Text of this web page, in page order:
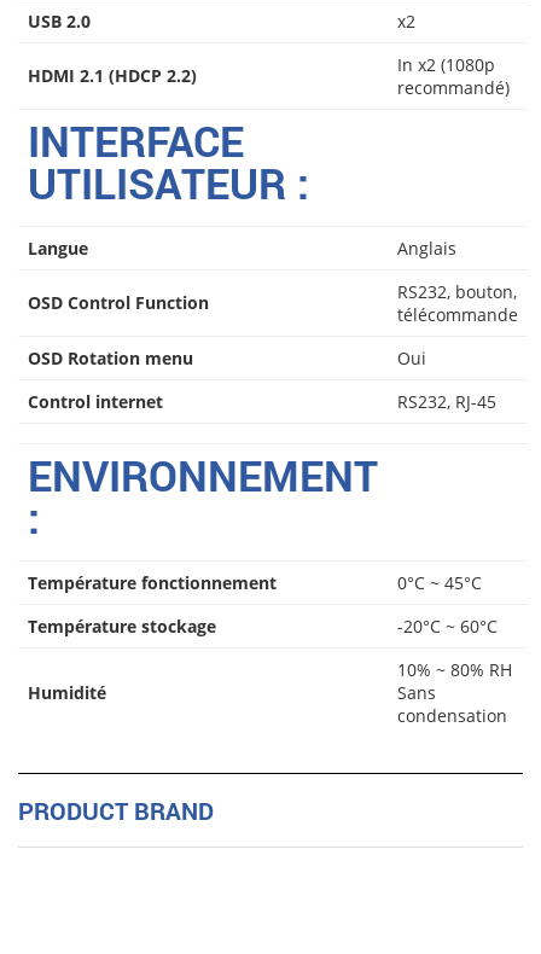
USB 2.0
x2
HDMI 2.1 (HDCP 2.2)
In x2 (1080p
recommandé)
INTERFACE
UTILISATEUR :
Langue Anglais
OSD Control Function
RS232, bouton,
télécommande
OSD Rotation menu
Oui
Control internet
RS232, RJ-45
ENVIRONNEMENT
:
Température fonctionnement
0°C ~ 45°C
Température stockage
-20°C ~ 60°C
Humidité
10% ~ 80% RH
Sans
condensation
PRODUCT BRAND